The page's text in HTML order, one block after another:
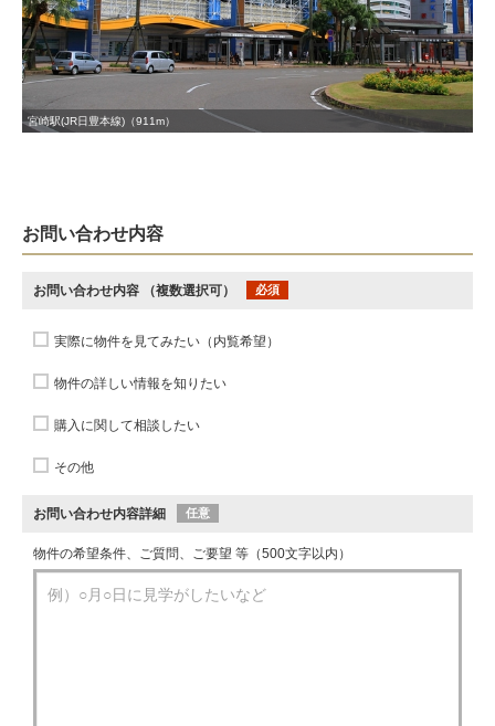
宮崎駅(JR日豊本線)（911m）
お問い合わせ内容
お問い合わせ内容 （複数選択可） 必須
実際に物件を見てみたい（内覧希望）
物件の詳しい情報を知りたい
購入に関して相談したい
その他
お問い合わせ内容詳細 任意
物件の希望条件、ご質問、ご要望 等（500文字以内）